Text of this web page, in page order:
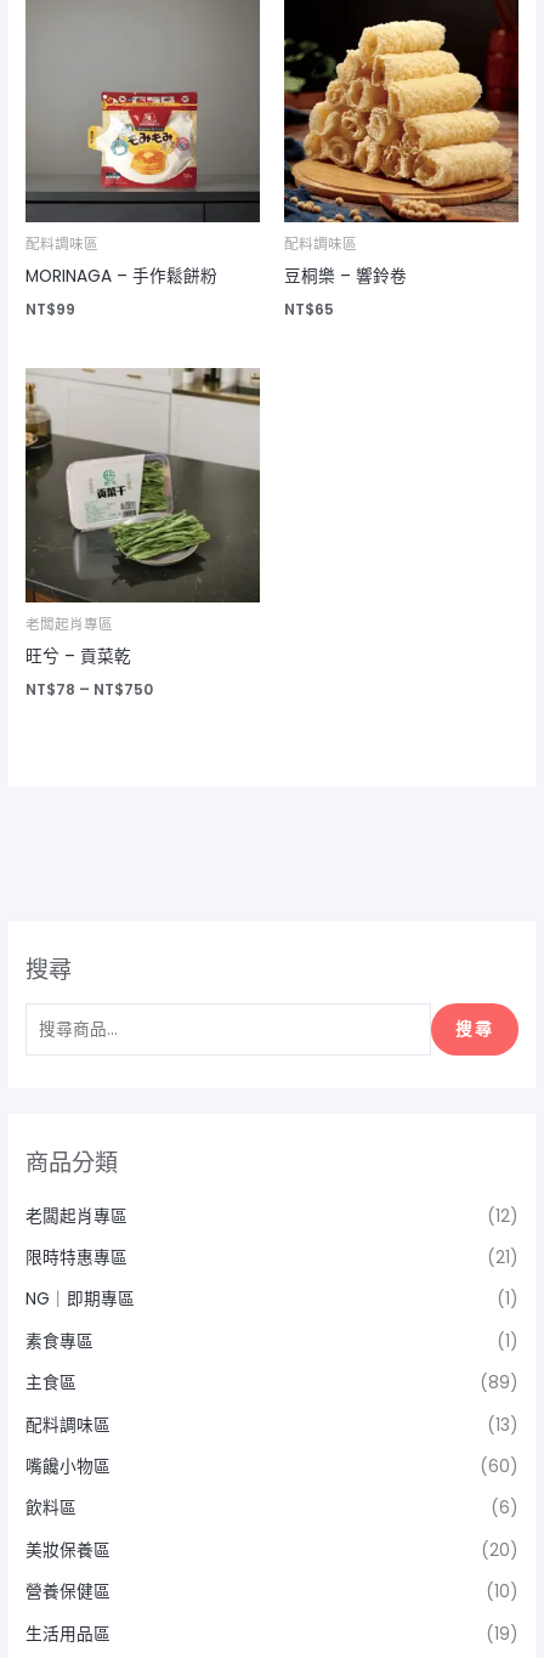
配料調味區
MORINAGA – 手作鬆餅粉
NT$99
配料調味區
豆桐樂 – 響鈴卷
NT$65
老闆起肖專區
旺兮 – 貢菜乾
NT$78 – NT$750
格
NT$78
到
NT$750
搜尋
搜尋
商品分類
老闆起肖專區
(12)
限時特惠專區
(21)
NG｜即期專區
(1)
素食專區
(1)
主食區
(89)
配料調味區
(13)
嘴饞小物區
(60)
飲料區
(6)
美妝保養區
(20)
營養保健區
(10)
生活用品區
(19)